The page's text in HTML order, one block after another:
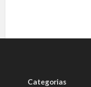
Categorias